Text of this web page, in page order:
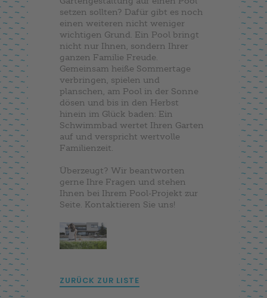
setzen sollten? Dafür gibt es noch
einen weiteren nicht weniger
wichtigen Grund. Ein Pool bringt
nicht nur Ihnen, sondern Ihrer
ganzen Familie Freude.
Gemeinsam heiße Sommertage
verbringen, spielen und
planschen, am Pool in der Sonne
dösen und bis in den Herbst
hinein im Glück baden: Ein
Schwimmbad wertet Ihren Garten
auf und verspricht wertvolle
Familienzeit.
Überzeugt? Wir beantworten
gerne Ihre Fragen und stehen
Ihnen bei Ihrem Pool-Projekt zur
Seite. Kontaktieren Sie uns!
ZURÜCK ZUR LISTE